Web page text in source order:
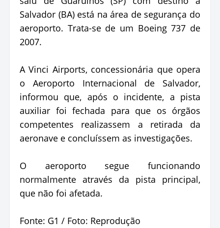
Salvador (BA) está na área de segurança do
aeroporto. Trata-se de um Boeing 737 de
2007.
A Vinci Airports, concessionária que opera
o Aeroporto Internacional de Salvador,
informou que, após o incidente, a pista
auxiliar foi fechada para que os órgãos
competentes realizassem a retirada da
aeronave e concluíssem as investigações.
O aeroporto segue funcionando
normalmente através da pista principal,
que não foi afetada.
Fonte: G1 / Foto: Reprodução